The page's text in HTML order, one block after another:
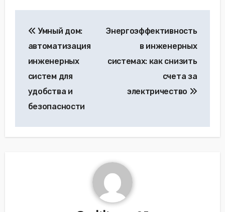
по
записям
Умный дом:
автоматизация
инженерных
систем для
удобства и
безопасности
Энергоэффективность
в инженерных
системах: как снизить
счета за
электричество